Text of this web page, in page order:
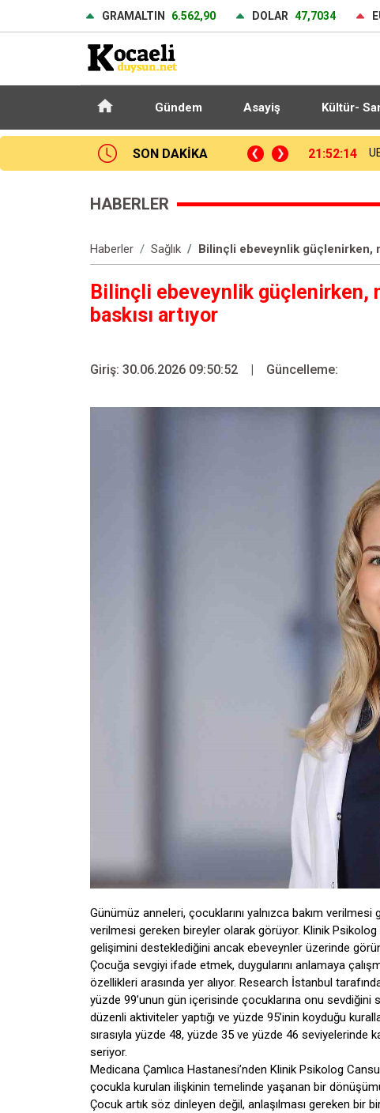
GRAMALTIN 6.562,90 DOLAR 47,7034
Gündem Asayiş Kültür-
SON DAKİKA
Kralove: 0 - Beşiktaş: 1 (Maç sonucu) 21:37:53
HABERLER
Haberler Sağlık Bilinçli ebeveynlik güçlenirken,
Bilinçli ebeveynlik güçlenirken,
baskısı artıyor
Giriş: 30.06.2026 09:50:52 | Güncelleme:
Günümüz anneleri, çocuklarını yalnızca bakım
verilmesi gereken bireyler olarak görüyor. Klinik
gelişimini desteklediğini ancak ebeveynler üzerinde
Çocuğa sevgiyi ifade etmek, duygularını anlamaya
özellikleri arasında yer alıyor. Research İstanbul
yüzde 99’unun gün içerisinde çocuklarına onu sevdiğini
düzenli aktiviteler yaptığı ve yüzde 95’inin koyduğu
sırasıyla yüzde 48, yüzde 35 ve yüzde 46 seviyelerinde
seriyor.
Medicana Çamlıca Hastanesi’nden Klinik Psikolog
çocukla kurulan ilişkinin temelinde yaşanan bir dönüşümü
Çocuk artık söz dinleyen değil, anlaşılması gereken bir